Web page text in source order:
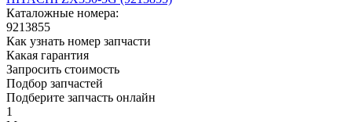
Каталожные номера:
9213855
Как узнать номер запчасти
Какая гарантия
Запросить стоимость
Подбор запчастей
Подберите запчасть онлайн
1